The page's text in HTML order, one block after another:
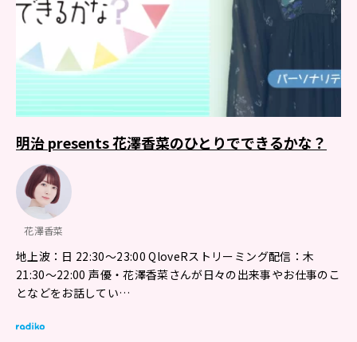
明治 presents 花澤香菜のひとりでできるかな？
花澤香菜
地上波：日 22:30～23:00 QloveRストリーミング配信：木
21:30～22:00 声優・花澤香菜さんが日々の出来事やお仕事のこ
となどをお話してい…